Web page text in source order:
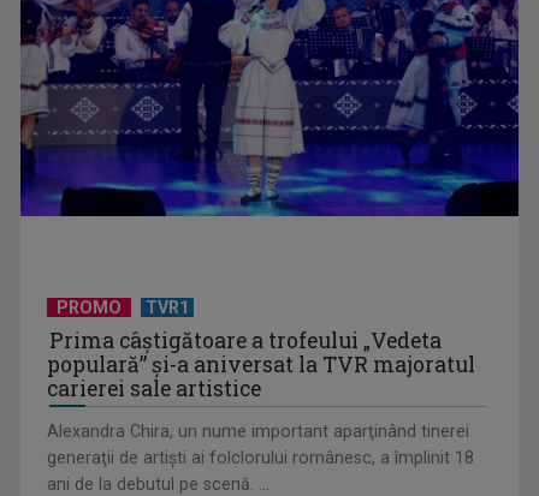
UNTOLD ONE, la Cluj-Napoca | VIDEO
PROMO TVR1
Prima câştigătoare a trofeului „Vedeta
populară” şi-a aniversat la TVR majoratul
carierei sale artistice
Alexandra Chira, un nume important aparţinând tinerei
generaţii de artişti ai folclorului românesc, a împlinit 18
ani de la debutul pe scenă. ...